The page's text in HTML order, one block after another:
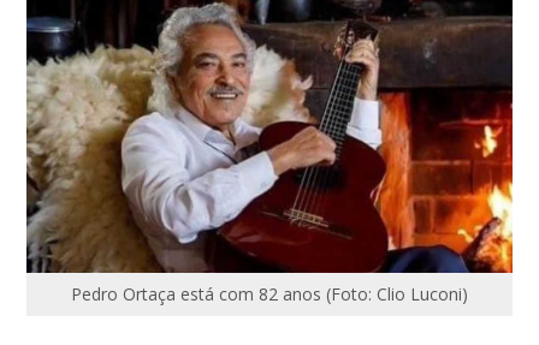
Pedro Ortaça está com 82 anos (Foto: Clio Luconi)